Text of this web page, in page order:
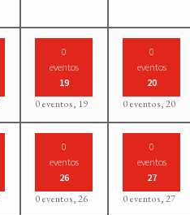
0
eventos
19
0 eventos, 19
0
eventos
20
0 eventos,20
0
eventos
26
0 eventos,26
0
eventos
27
0 eventos,27